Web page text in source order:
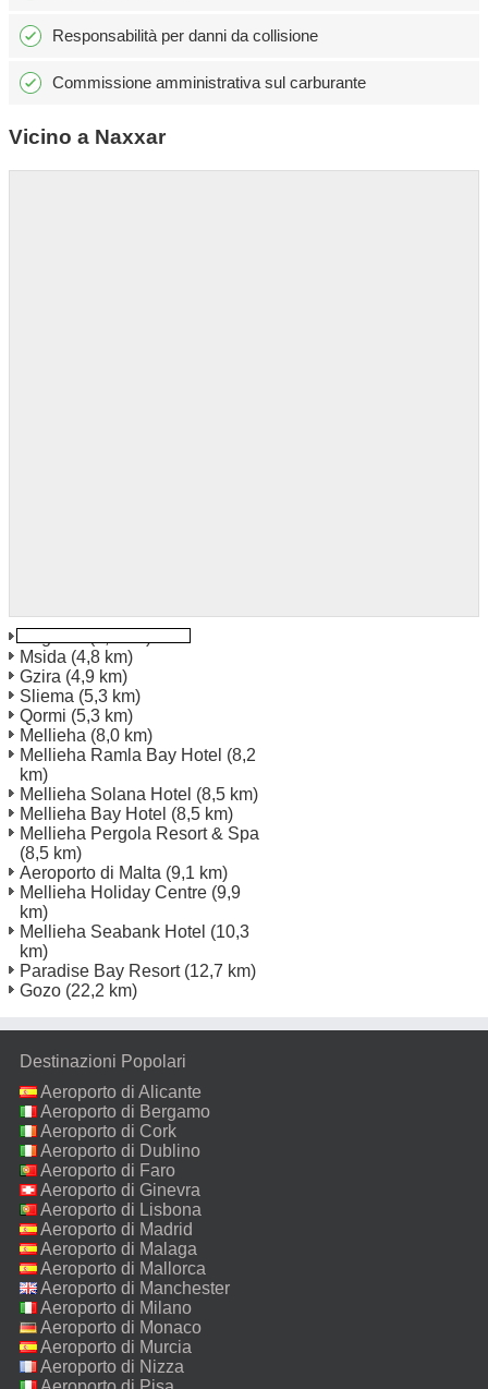
Responsabilità per danni da collisione
Commissione amministrativa sul carburante
Vicino a Naxxar
Msida (4,8 km)
Gzira (4,9 km)
Sliema (5,3 km)
Qormi (5,3 km)
Mellieha (8,0 km)
Mellieha Ramla Bay Hotel (8,2
km)
Mellieha Solana Hotel (8,5 km)
Mellieha Bay Hotel (8,5 km)
Mellieha Pergola Resort & Spa
(8,5 km)
Aeroporto di Malta (9,1 km)
Mellieha Holiday Centre (9,9
km)
Mellieha Seabank Hotel (10,3
km)
Paradise Bay Resort(12,7 km)
Gozo (22,2 km)
Destinazioni Popolari
Aeroporto di Alicante
Aeroporto di Bergamo
Aeroporto di Cork
Aeroporto di Dublino
Aeroporto di Faro
Aeroporto di Ginevra
Aeroporto di Lisbona
Aeroporto di Madrid
Aeroporto di Malaga
Aeroporto di Mallorca
Aeroporto di Manchester
Aeroporto di Milano
Malpensa
Aeroporto di Monaco
Aeroporto di Murcia
Aeroporto di Nizza